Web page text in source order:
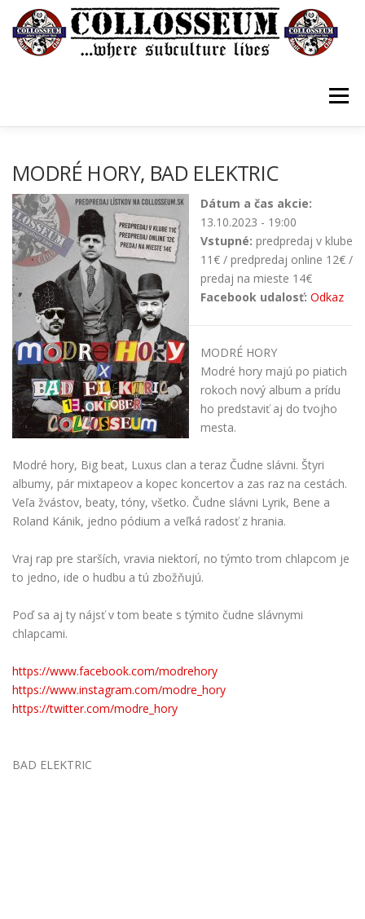
Prejsť
obsah
Menu
KONTAKTY GUESTBOOK GALÉRIA
MODRÉ HORY, BAD ELEKTRIC
Dátum a čas akcie:
13.10.2023 - 19:00
Vstupné: predpredaj v klube
11€ / predpredaj online 12€ /
predaj na mieste 14€
Facebook udalosť: Odkaz
MODRÉ HORY
Modré hory majú po piatich
rokoch nový album a prídu
ho predstaviť aj do tvojho
mesta.
Modré hory, Big beat, Luxus clan a teraz Čudne slávni. Štyri
albumy, pár mixtapeov a kopec koncertov a zas raz na cestách.
Veľa žvástov, beaty, tóny, všetko. Čudne slávni Lyrik, Bene a
Roland Kánik, jedno pódium a veľká radosť z hrania.
Vraj rap pre starších, vravia niektorí, no týmto trom chlapcom je
to jedno, ide o hudbu a tú zbožňujú.
Poď sa aj ty nájsť v tom beate s týmito čudne slávnymi
chlapcami.
https://www.facebook.com/modrehory
https://www.instagram.com/modre_hory
https://twitter.com/modre_hory
BAD ELEKTRIC